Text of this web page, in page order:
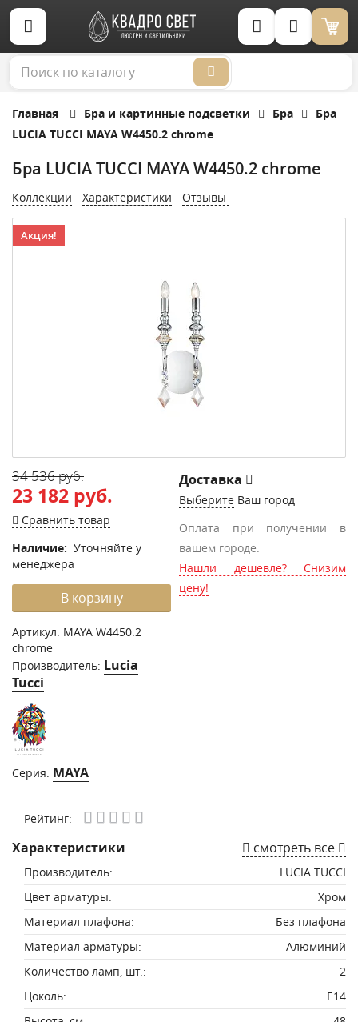
Корзина (0)
Главная Бра и картинные подсветки Бра
Бра
LUCIA TUCCI MAYA W4450.2 chrome
Бра LUCIA TUCCI MAYA W4450.2 chrome
Коллекции Характеристики Отзывы
Акция!
34 536 руб.
23 182 руб.
Сравнить товар
Наличие: Уточняйте у
менеджера
В корзину
Артикул: MAYA W4450.2
chrome
Производитель: Lucia
Tucci
Серия: MAYA
Доставка
Выберите Ваш город
Оплата при получении в
вашем городе.
Нашли дешевле? Снизим
цену!
Рейтинг:
Характеристики смотреть все
Производитель:
LUCIA TUCCI
Цвет арматуры:
Хром
Материал плафона:
Без плафона
Материал арматуры:
Алюминий
Количество ламп, шт.:
2
Цоколь:
E14